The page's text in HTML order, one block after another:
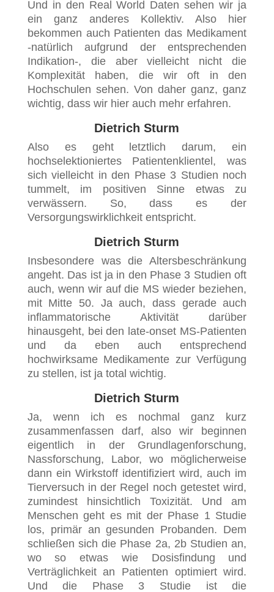
Und in den Real World Daten sehen wir ja
ein ganz anderes Kollektiv. Also hier
bekommen auch Patienten das Medikament
-natürlich aufgrund der entsprechenden
Indikation-, die aber vielleicht nicht die
Komplexität haben, die wir oft in den
Hochschulen sehen. Von daher ganz, ganz
wichtig, dass wir hier auch mehr erfahren.
Dietrich Sturm
Also es geht letztlich darum, ein
hochselektioniertes Patientenklientel, was
sich vielleicht in den Phase 3 Studien noch
tummelt, im positiven Sinne etwas zu
verwässern. So, dass es der
Versorgungswirklichkeit entspricht.
Dietrich Sturm
Insbesondere was die Altersbeschränkung
angeht. Das ist ja in den Phase 3 Studien oft
auch, wenn wir auf die MS wieder beziehen,
mit Mitte 50. Ja auch, dass gerade auch
inflammatorische Aktivität darüber
hinausgeht, bei den late-onset MS-Patienten
und da eben auch entsprechend
hochwirksame Medikamente zur Verfügung
zu stellen, ist ja total wichtig.
Dietrich Sturm
Ja, wenn ich es nochmal ganz kurz
zusammenfassen darf, also wir beginnen
eigentlich in der Grundlagenforschung,
Nassforschung, Labor, wo möglicherweise
dann ein Wirkstoff identifiziert wird, auch im
Tierversuch in der Regel noch getestet wird,
zumindest hinsichtlich Toxizität. Und am
Menschen geht es mit der Phase 1 Studie
los, primär an gesunden Probanden. Dem
schließen sich die Phase 2a, 2b Studien an,
wo so etwas wie Dosisfindung und
Verträglichkeit an Patienten optimiert wird.
Und die Phase 3 Studie ist die